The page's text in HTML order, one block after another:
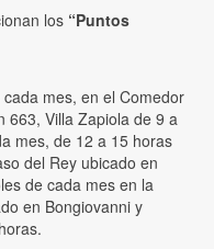
los “Puntos
mes, en el Comedor
663, Villa Zapiola de 9 a
mes, de 12 a 15 horas
del Rey ubicado en
de cada mes en la
en Bongiovanni y